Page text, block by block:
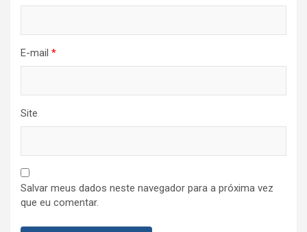
E-mail *
Site
Salvar meus dados neste navegador para a próxima vez
que eu comentar.